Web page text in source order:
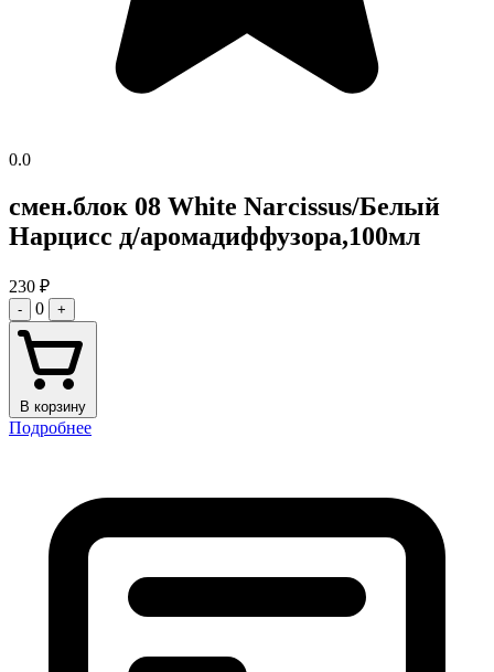
0.0
смен.блок 08 White Narcissus/Белый
Нарцисс д/аромадиффузора,100мл
230 ₽
- 0 +
В корзину
Подробнее